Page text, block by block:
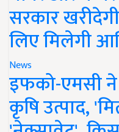
सरकार
लिए मिलेगी
News
इफको-एमसी ने
कृषि उत्पाद,